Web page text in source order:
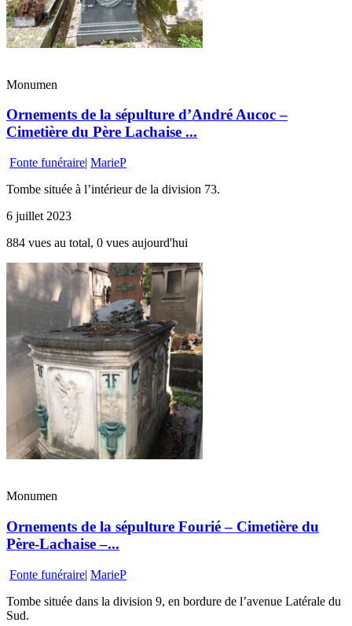
Monumen
Ornements de la sépulture d’André Aucoc –
Cimetière du Père Lachaise ...
Fonte funéraire| MarieP
Tombe située à l’intérieur de la division 73.
6 juillet 2023
884 vues au total, 0 vues aujourd'hui
Monumen
Ornements de la sépulture Fourié – Cimetière du
Père-Lachaise –...
Fonte funéraire| MarieP
Tombe située dans la division 9, en bordure de l’avenue Latérale du
Sud.